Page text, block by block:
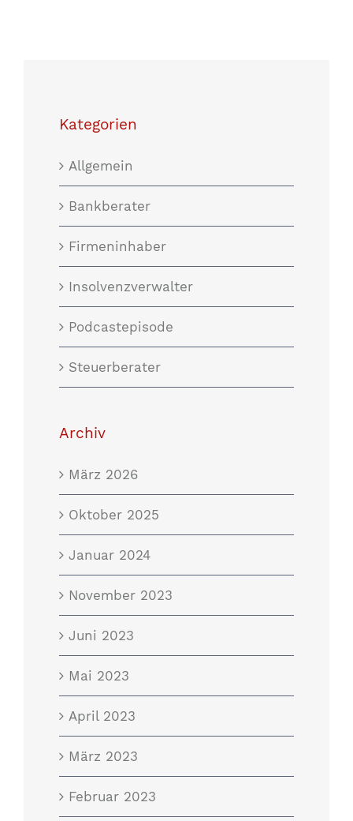
Kategorien
Allgemein
Bankberater
Firmeninhaber
Insolvenzverwalter
Podcastepisode
Steuerberater
Archiv
März 2026
Oktober 2025
Januar 2024
November 2023
Juni 2023
Mai 2023
April 2023
März 2023
Februar 2023